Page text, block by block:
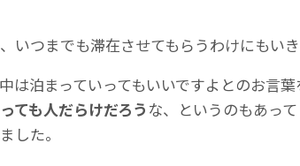
いつまでも滞在させてもらうわけにもいき
は泊まっていってもいいですよとのお言
ても人だらけだろう な、というのもあっ
した。